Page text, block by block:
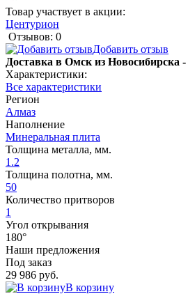
Товар участвует в акции:
Центурион
Отзывов: 0
Добавить отзыв
Доставка в Омск из Новосибирска -
Характеристики:
Все характеристики
Регион
Алмаз
Наполнение
Минеральная плита
Толщина металла, мм.
1.2
Толщина полотна, мм.
50
Количество притворов
1
Угол открывания
180°
Наши предложения
Под заказ
29 986 руб.
В корзину